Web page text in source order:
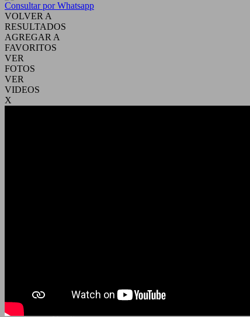
Consultar por Whatsapp
VOLVER A
RESULTADOS
AGREGAR A
FAVORITOS
VER
FOTOS
VER
VIDEOS
X